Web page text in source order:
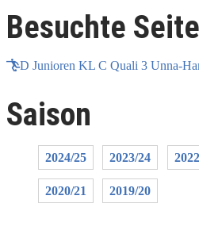
Besuchte
D Junioren KL C Quali 3 Unna-
Saison
2024/25 2023/24
2020/21 2019/20